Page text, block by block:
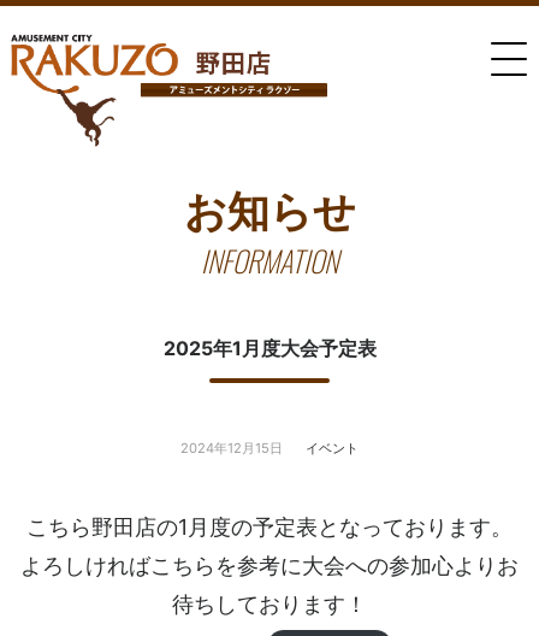
お知らせ
INFORMATION
2025年1月度大会予定表
2024年12月15日 イベント
こちら野田店の1月度の予定表となっております。
よろしければこちらを参考に大会への参加心よりお
待ちしております！